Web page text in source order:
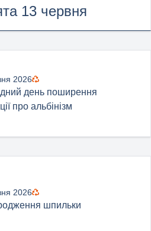
13 червня
2026
день поширення
про альбінізм
2026
шпильки